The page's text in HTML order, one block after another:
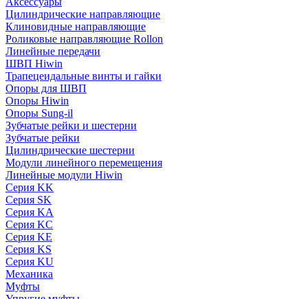
Цилиндрические направляющие
Клиновидные направляющие
Роликовые направляющие Rollon
Линейные передачи
ШВП Hiwin
Трапецеидальные винты и гайки
Опоры для ШВП
Опоры Hiwin
Опоры Sung-il
Зубчатые рейки и шестерни
Зубчатые рейки
Цилиндрические шестерни
Модули линейного перемещения
Линейные модули Hiwin
Серия KK
Серия SK
Серия KA
Серия KC
Серия KE
Серия KS
Серия KU
Механика
Муфты